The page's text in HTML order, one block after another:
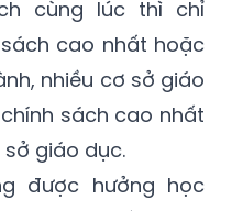
bổng tiếp theo.
đối tượng được
cùng lúc thì chỉ
cao nhất hoặc
nhiều cơ sở giáo
sách cao nhất